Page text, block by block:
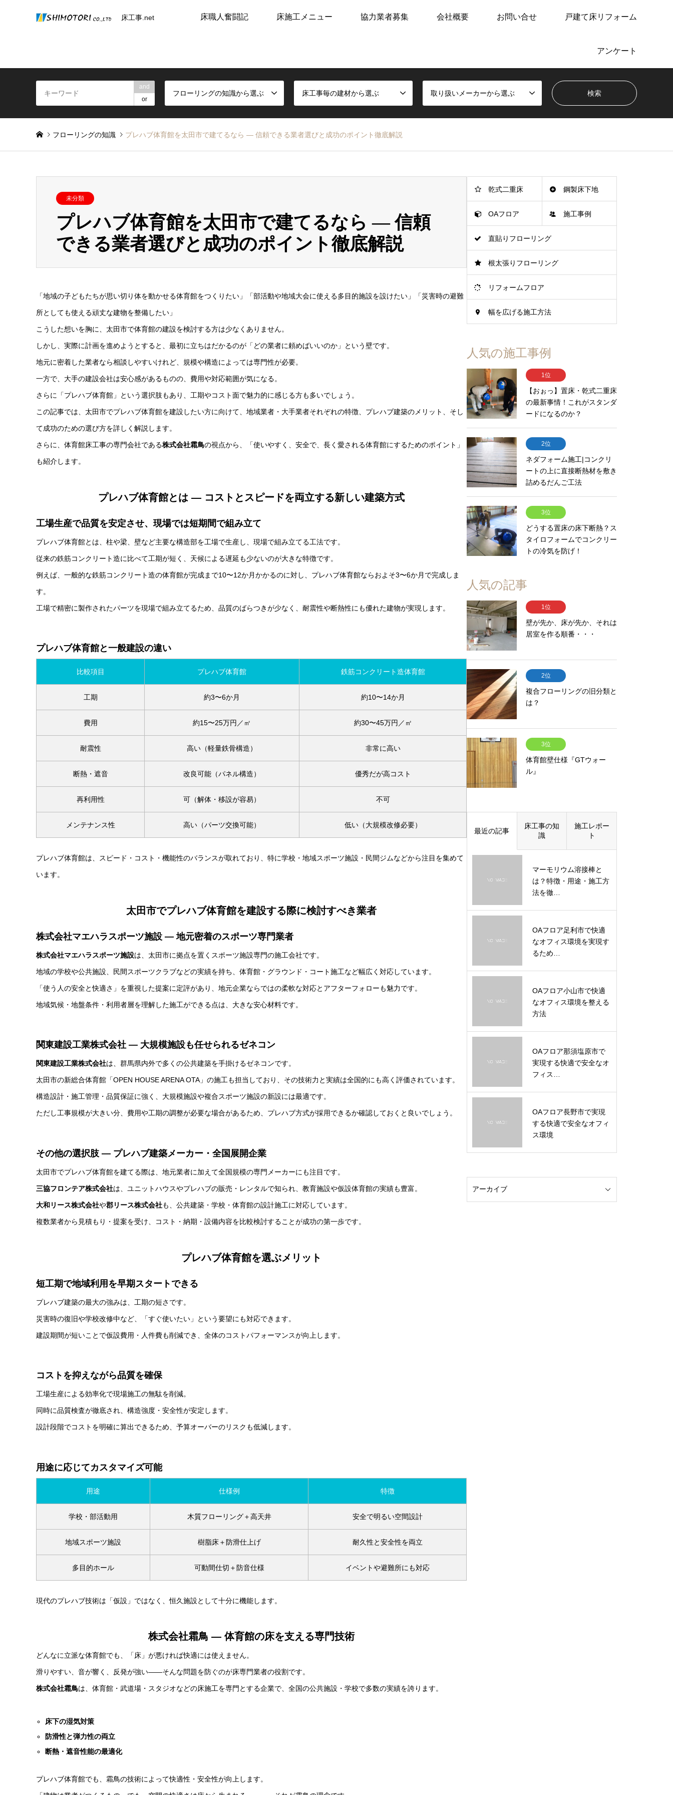
床工事.net 床職人奮闘記 床施工メニュー 協力業者募集 会社概要 お問い合せ 戸建て床リフォーム
アンケート
and
or
フローリングの知識から選ぶ 床工事毎の建材から選ぶ 取り扱いメーカーから選ぶ
フローリングの知識 プレハブ体育館を太田市で建てるなら ― 信頼できる業者選びと成功のポイント徹底解説
未分類
プレハブ体育館を太田市で建てるなら ― 信頼
できる業者選びと成功のポイント徹底解説
「地域の子どもたちが思い切り体を動かせる体育館をつくりたい」「部活動や地域大会に使える多目的施設を設けたい」「災害時の避難
所としても使える頑丈な建物を整備したい」
こうした想いを胸に、太田市で体育館の建設を検討する方は少なくありません。
しかし、実際に計画を進めようとすると、最初に立ちはだかるのが「どの業者に頼めばいいのか」という壁です。
地元に密着した業者なら相談しやすいけれど、規模や構造によっては専門性が必要。
一方で、大手の建設会社は安心感があるものの、費用や対応範囲が気になる。
さらに「プレハブ体育館」という選択肢もあり、工期やコスト面で魅力的に感じる方も多いでしょう。
この記事では、太田市でプレハブ体育館を建設したい方に向けて、地域業者・大手業者それぞれの特徴、プレハブ建築のメリット、そし
て成功のための選び方を詳しく解説します。
さらに、体育館床工事の専門会社である株式会社霜鳥の視点から、「使いやすく、安全で、長く愛される体育館にするためのポイント」
も紹介します。
プレハブ体育館とは ― コストとスピードを両立する新しい建築方式
工場生産で品質を安定させ、現場では短期間で組み立て
プレハブ体育館とは、柱や梁、壁など主要な構造部を工場で生産し、現場で組み立てる工法です。
従来の鉄筋コンクリート造に比べて工期が短く、天候による遅延も少ないのが大きな特徴です。
例えば、一般的な鉄筋コンクリート造の体育館が完成まで10〜12か月かかるのに対し、プレハブ体育館ならおよそ3〜6か月で完成しま
す。
工場で精密に製作されたパーツを現場で組み立てるため、品質のばらつきが少なく、耐震性や断熱性にも優れた建物が実現します。
プレハブ体育館と一般建設の違い
比較項目 プレハブ体育館 鉄筋コンクリート造体育館
工期 約3〜6か月 約10〜14か月
費用 約15〜25万円／㎡ 約30〜45万円／㎡
耐震性 高い（軽量鉄骨構造） 非常に高い
断熱・遮音 改良可能（パネル構造） 優秀だが高コスト
再利用性 可（解体・移設が容易） 不可
メンテナンス性 高い（パーツ交換可能） 低い（大規模改修必要）
プレハブ体育館は、スピード・コスト・機能性のバランスが取れており、特に学校・地域スポーツ施設・民間ジムなどから注目を集めて
います。
太田市でプレハブ体育館を建設する際に検討すべき業者
株式会社マエハラスポーツ施設 ― 地元密着のスポーツ専門業者
株式会社マエハラスポーツ施設は、太田市に拠点を置くスポーツ施設専門の施工会社です。
地域の学校や公共施設、民間スポーツクラブなどの実績を持ち、体育館・グラウンド・コート施工など幅広く対応しています。
「使う人の安全と快適さ」を重視した提案に定評があり、地元企業ならではの柔軟な対応とアフターフォローも魅力です。
地域気候・地盤条件・利用者層を理解した施工ができる点は、大きな安心材料です。
関東建設工業株式会社 ― 大規模施設も任せられるゼネコン
関東建設工業株式会社は、群馬県内外で多くの公共建築を手掛けるゼネコンです。
太田市の新総合体育館「OPEN HOUSE ARENA OTA」の施工も担当しており、その技術力と実績は全国的にも高く評価されています。
構造設計・施工管理・品質保証に強く、大規模施設や複合スポーツ施設の新設には最適です。
ただし工事規模が大きい分、費用や工期の調整が必要な場合があるため、プレハブ方式が採用できるか確認しておくと良いでしょう。
その他の選択肢 ― プレハブ建築メーカー・全国展開企業
太田市でプレハブ体育館を建てる際は、地元業者に加えて全国規模の専門メーカーにも注目です。
三協フロンテア株式会社は、ユニットハウスやプレハブの販売・レンタルで知られ、教育施設や仮設体育館の実績も豊富。
大和リース株式会社や郡リース株式会社も、公共建築・学校・体育館の設計施工に対応しています。
複数業者から見積もり・提案を受け、コスト・納期・設備内容を比較検討することが成功の第一歩です。
プレハブ体育館を選ぶメリット
短工期で地域利用を早期スタートできる
プレハブ建築の最大の強みは、工期の短さです。
災害時の復旧や学校改修中など、「すぐ使いたい」という要望にも対応できます。
建設期間が短いことで仮設費用・人件費も削減でき、全体のコストパフォーマンスが向上します。
コストを抑えながら品質を確保
工場生産による効率化で現場施工の無駄を削減。
同時に品質検査が徹底され、構造強度・安全性が安定します。
設計段階でコストを明確に算出できるため、予算オーバーのリスクも低減します。
用途に応じてカスタマイズ可能
用途 仕様例 特徴
学校・部活動用 木質フローリング＋高天井 安全で明るい空間設計
地域スポーツ施設 樹脂床＋防滑仕上げ 耐久性と安全性を両立
多目的ホール 可動間仕切＋防音仕様 イベントや避難所にも対応
現代のプレハブ技術は「仮設」ではなく、恒久施設として十分に機能します。
株式会社霜鳥 ― 体育館の床を支える専門技術
どんなに立派な体育館でも、「床」が悪ければ快適には使えません。
滑りやすい、音が響く、反発が強い――そんな問題を防ぐのが床専門業者の役割です。
株式会社霜鳥は、体育館・武道場・スタジオなどの床施工を専門とする企業で、全国の公共施設・学校で多数の実績を誇ります。
床下の湿気対策
防滑性と弾力性の両立
断熱・遮音性能の最適化
プレハブ体育館でも、霜鳥の技術によって快適性・安全性が向上します。
乾式二重床 鋼製床下地
OAフロア 施工事例
直貼りフローリング
根太張りフローリング
リフォームフロア
幅を広げる施工方法
人気の施工事例
1位
【おぉっ】置床・乾式二重床
の最新事情！これがスタンダ
ードになるのか？
2位
ネダフォーム施工|コンクリ
ートの上に直接断熱材を敷き
詰めるだんご工法
3位
どうする置床の床下断熱？ス
タイロフォームでコンクリー
トの冷気を防げ！
人気の記事
1位
壁が先か、床が先か、それは
居室を作る順番・・・
2位
複合フローリングの旧分類と
は？
3位
体育館壁仕様『GTウォー
ル』
最近の記事
床工事の知
識
施工レポー
ト
マーモリウム溶接棒と
は？特徴・用途・施工方
法を徹…
OAフロア足利市で快適
なオフィス環境を実現す
るため…
OAフロア小山市で快適
なオフィス環境を整える
方法
OAフロア那須塩原市で
実現する快適で安全なオ
フィス…
OAフロア長野市で実現
する快適で安全なオフィ
ス環境